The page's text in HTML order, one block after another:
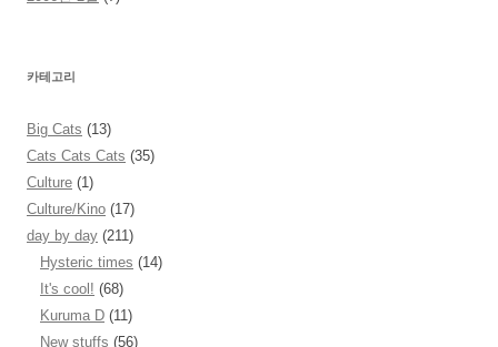
카테고리
Big Cats (13)
Cats Cats Cats (35)
Culture (1)
Culture/Kino (17)
day by day (211)
Hysteric times (14)
It's cool! (68)
Kuruma D (11)
New stuffs (56)